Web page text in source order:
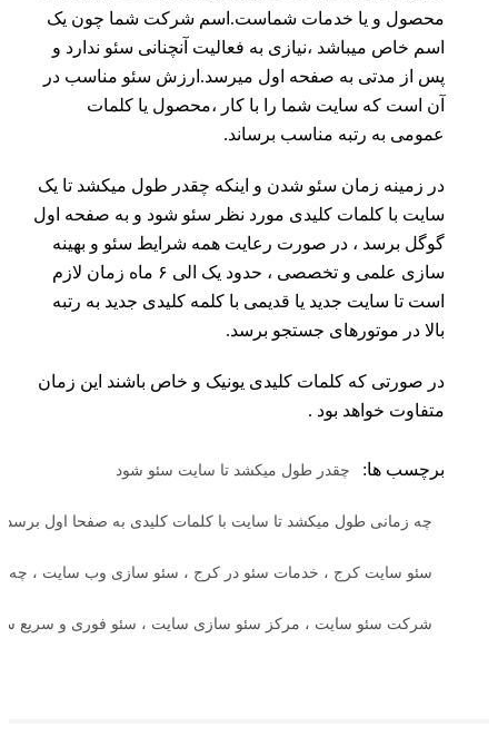
محصول و یا خدمات شماست.اسم شرکت شما چون یک
اسم خاص میباشد ،نیازی به فعالیت آنچنانی سئو ندارد و
پس از مدتی به صفحه اول میرسد.ارزش سئو مناسب در
آن است که سایت شما را با کار ،محصول یا کلمات
عمومی به رتبه مناسب برساند.
در زمینه زمان سئو شدن و اینکه چقدر طول میکشد تا یک
سایت با کلمات کلیدی مورد نظر سئو شود و به صفحه اول
گوگل برسد ، در صورت رعایت همه شرایط سئو و بهینه
سازی علمی و تخصصی ، حدود یک الی ۶ ماه زمان لازم
است تا سایت جدید یا قدیمی با کلمه کلیدی جدید به رتبه
بالا در موتورهای جستجو برسد.
در صورتی که کلمات کلیدی یونیک و خاص باشند این زمان
متفاوت خواهد بود .
برچسب ها: چقدر طول میکشد تا سایت سئو شود
چه زمانی طول میکشد تا سایت با کلمات کلیدی به صفحا اول برسد
سئو سایت کرج ، خدمات سئو در کرج ، سئو سازی وب سایت ، چه
شرکت سئو سایت ، مرکز سئو سازی سایت ، سئو فوری و سریع